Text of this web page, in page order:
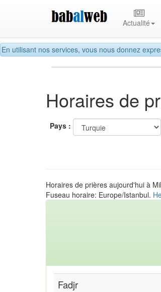
En utilisant nos services, vous nous donnez
Actualité
Horaires de
Pays :
Horaires de prières aujourd'hui à
Fuseau horaire: Europe/Istanbul.
Fadjr